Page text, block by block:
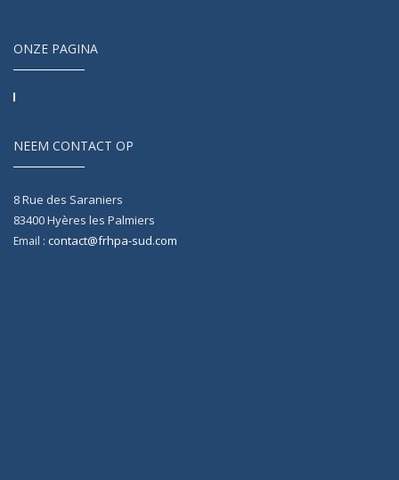
ONZE PAGINA
NEEM CONTACT OP
8 Rue des Saraniers
83400Hyères les Palmiers
Email : contact@frhpa-sud.com